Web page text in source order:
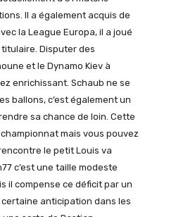
Il a également acquis de
la League Europa, il a joué
Disputer des
et le Dynamo Kiev à
enrichissant. Schaub ne se
ballons, c’est également un
sa chance de loin. Cette
mais vous pouvez
le petit Louis va
c’est une taille modeste
il compense ce déficit par un
anticipation dans les